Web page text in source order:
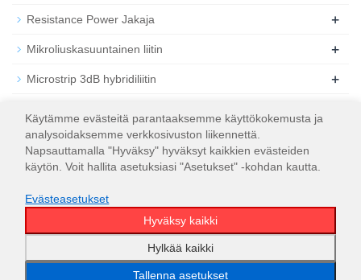
Resistance Power Jakaja +
Mikroliuskasuuntainen liitin +
Microstrip 3dB hybridiliitin +
Koaksiaalinen RF-kuorma
WT Microwave INC.
Käytämme evästeitä parantaaksemme käyttökokemusta ja
analysoidaksemme verkkosivuston liikennettä.
Napsauttamalla "Hyväksy" hyväksyt kaikkien evästeiden
käytön. Voit hallita asetuksiasi "Asetukset" -kohdan kautta.
Evästeasetukset
Hyväksy kaikki
Hylkää kaikki
Tallenna asetukset